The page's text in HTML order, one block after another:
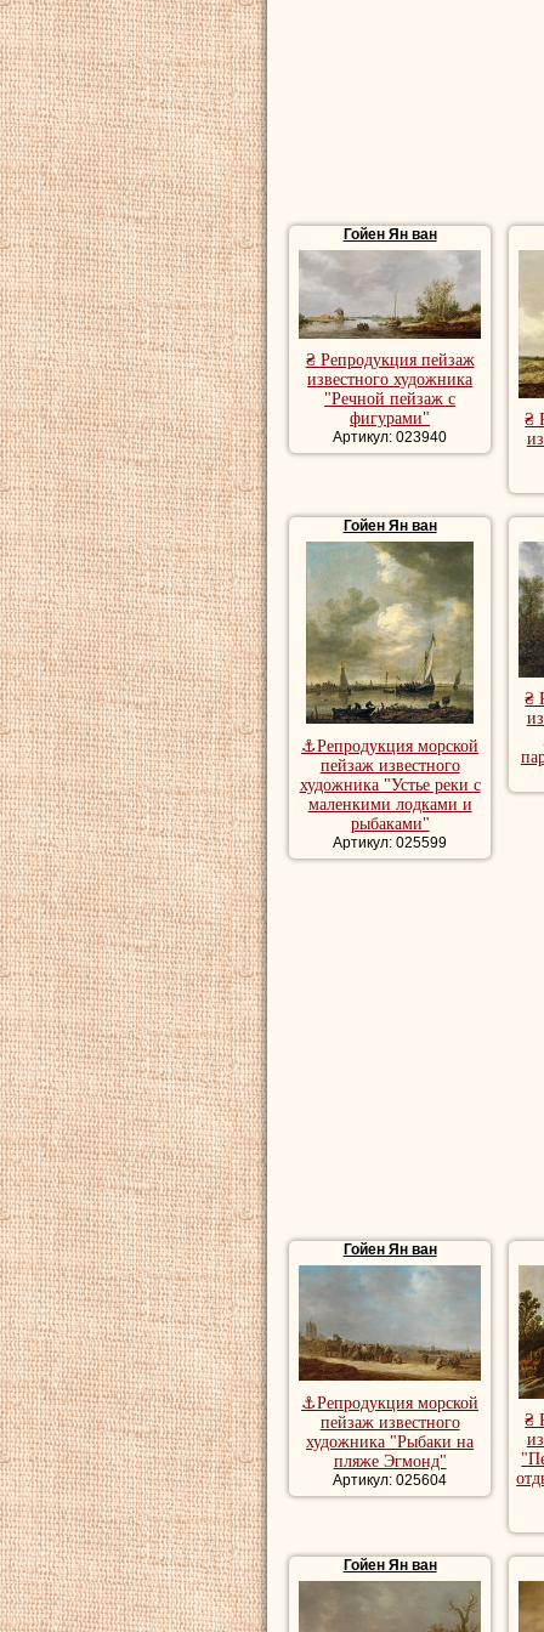
конца жизни,
преуспеть на
Купить
репродукции
художника,
пейзаж,
морские картины
Гойен Ян ван
₴ Репродукция пейзаж
известного художника
"Речной пейзаж с
фигурами"
Артикул: 023940
₴
Гойен Ян ван
⚓Репродукция морской
пейзаж известного
художника "Устье реки с
маленкими лодками и
рыбаками"
Артикул: 025599
₴
Гойен Ян ван
⚓Репродукция морской
пейзаж известного
художника "Рыбаки на
пляже Эгмонд"
Артикул: 025604
₴
Гойен Ян ван